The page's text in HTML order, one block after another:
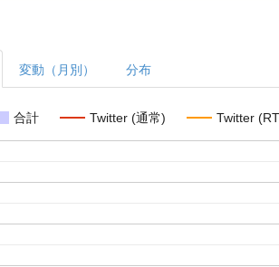
変動（月別） 分布
合計 Twitter (通常) Twitter